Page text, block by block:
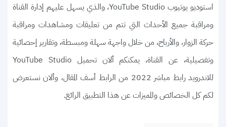
استوديو يوتيوب YouTube Studio، والذي يسهل عليهم إدارة القناة
ومراقبة جميع الأحداث التي تتم من تعليقات ومشاهدات ومراقبة
حركة الزوار، والأرباح، من خلال واجهة سهلة ومبسطة، وتقارير إحصائية
وتفصيلية، عن القناة، يمكنكم ألان تحميل YouTube Studio
للاندرويد رابط مباشر 2022 من الرابط أسف المقال، وألان نستعرض
لكم كل الخصائص والمميزات عن هذا التطبيق الرائع.